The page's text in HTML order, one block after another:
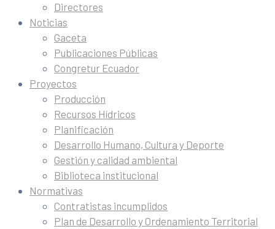
Directores
Noticias
Gaceta
Publicaciones Públicas
Congretur Ecuador
Proyectos
Producción
Recursos Hídricos
Planificación
Desarrollo Humano, Cultura y Deporte
Gestión y calidad ambiental
Biblioteca institucional
Normativas
Contratistas incumplidos
Plan de Desarrollo y Ordenamiento Territorial